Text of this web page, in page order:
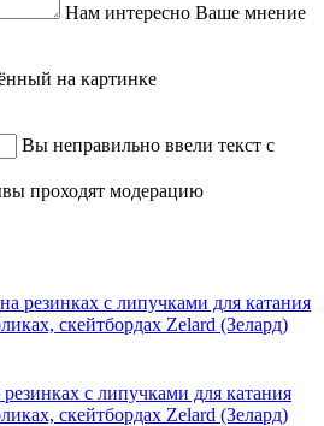
Нам интересно Ваше мнение
на картинке
Вы неправильно ввели текст с
проходят модерацию
с липучками для катания
скейтбордах Zelard (Зелард)